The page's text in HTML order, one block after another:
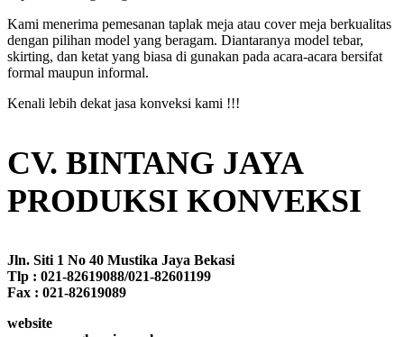
Kami menerima pemesanan taplak meja atau cover meja berkualitas
dengan pilihan model yang beragam. Diantaranya model tebar,
skirting, dan ketat yang biasa di gunakan pada acara-acara bersifat
formal maupun informal.
Kenali lebih dekat jasa konveksi kami !!!
CV. BINTANG JAYA
PRODUKSI KONVEKSI
Jln. Siti 1 No 40 Mustika Jaya Bekasi
Tlp : 021-82619088/021-82601199
Fax : 021-82619089
website